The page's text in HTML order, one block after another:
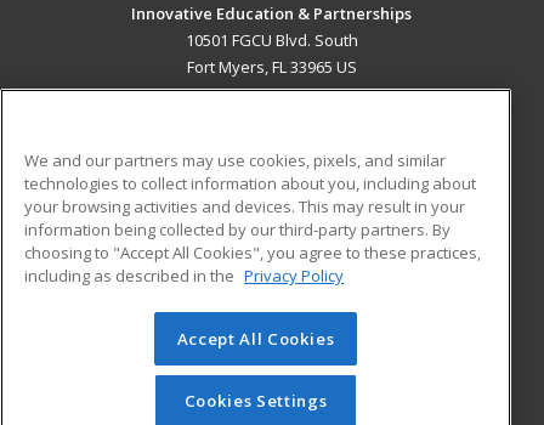
Innovative Education & Partnerships
10501 FGCU Blvd. South
Fort Myers, FL 33965 US
ADDITIONAL RESOURCES
Military
Financial Assistance
Help
Student Blog
© 2026 ed2go, a division of Cengage Learning. All rights
reserved. The material on this site cannot be reproduced or
redistributed unless you have obtained prior written
We and our partners may use cookies, pixels, and similar
technologies to collect information about you, including about
your browsing activities and devices. This may result in your
information being collected by our third-party partners. By
choosing to "Accept All Cookies", you agree to these practices,
including as described in the Privacy Policy
Accept All Cookies
Cookies Settings